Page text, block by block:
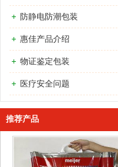
防静电防潮包装
惠佳产品介绍
物证鉴定包装
医疗安全问题
推荐产品